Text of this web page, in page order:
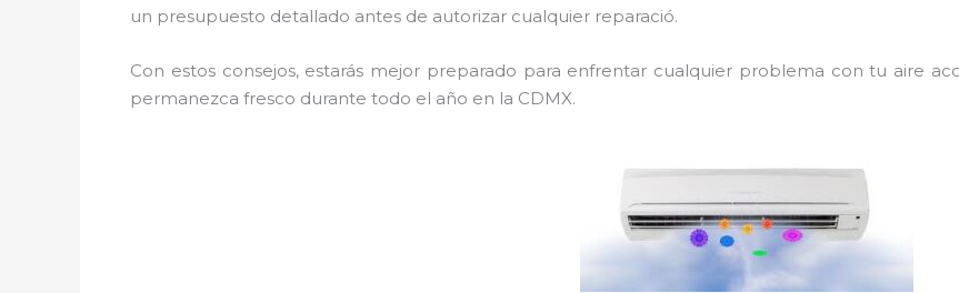
un presupuesto detallado antes de autorizar cualquier reparació.
Con estos consejos, estarás mejor preparado para enfrentar cualquier problema con tu aire
permanezca fresco durante todo el año en la CDMX.